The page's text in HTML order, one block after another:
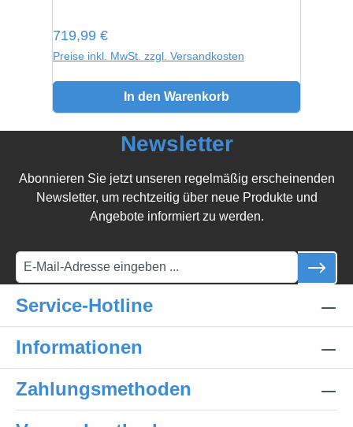
Regulärer Preis:
719,99 €
Preise inkl. MwSt. zzgl. Versandkosten
In den Warenkorb
Newsletter
Abonnieren Sie jetzt unseren regelmäßig erscheinenden
Newsletter, um rechtzeitig über neue Produkte und
Angebote informiert zu werden.
Service-Hotline
Informationen
Zahlungsmethoden